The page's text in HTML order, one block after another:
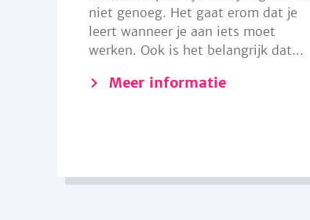
niet genoeg. Het gaat erom dat je
leert wanneer je aan iets moet
werken. Ook is het belangrijk dat...
Meer informatie